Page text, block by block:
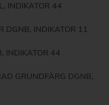
INDIKATOR 44
DGNB, INDIKATOR 11
INDIKATOR 44
GRUNDFÄRG DGNB,